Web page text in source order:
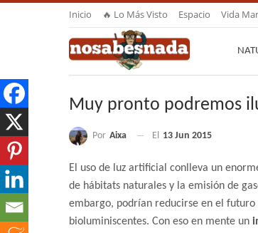
Inicio 🔥 Lo Más Visto Espacio Vida
Muy pronto podremos
Por Aixa El 13 Jun 2015
El uso de luz artificial conlleva un
de hábitats naturales y la emisión de
embargo, podrían reducirse en el
bioluminiscentes. Con eso en mente un